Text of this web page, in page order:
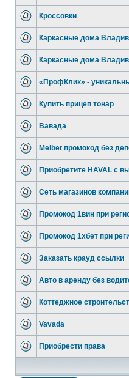
Кроссовки
Каркасные дома
Каркасные дома
«ПрофКлик» -
Купить прицеп тонар
Вавада
Melbet промокод без
Приобретите HAVAL с
Сеть магазинов
Промокод 1вин при
Промокод 1хбет при
Заказать крауд ссылки
Авто в аренду без
Коттеджное
Vavada
Приобрести права